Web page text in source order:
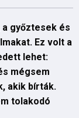
győztesek és
Ez volt a
lehet:
mégsem
akik bírták.
tolakodó